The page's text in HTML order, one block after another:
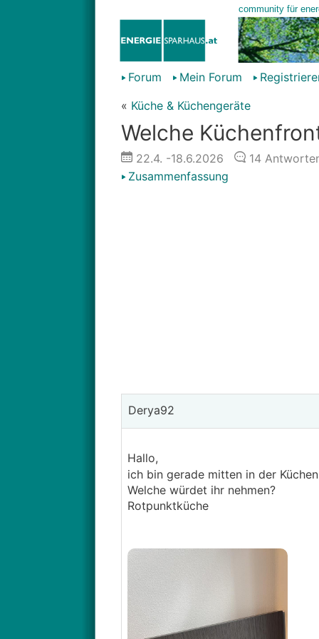
Forum Mein Forum
« Küche & Küchengeräte
Welche
22.4. -18.6.2026 14
Zusammenfassung
Derya92
Hallo,
ich bin gerade mitten in der
Welche würdet ihr nehmen?
Rotpunktküche